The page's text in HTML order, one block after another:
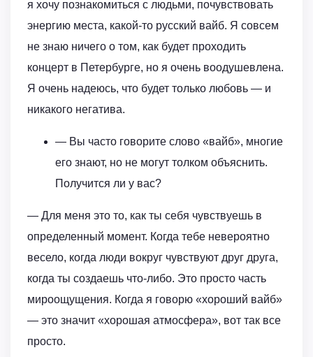
я хочу познакомиться с людьми, почувствовать
энергию места, какой-то русский вайб. Я совсем
не знаю ничего о том, как будет проходить
концерт в Петербурге, но я очень воодушевлена.
Я очень надеюсь, что будет только любовь — и
никакого негатива.
— Вы часто говорите слово «вайб», многие
его знают, но не могут толком объяснить.
Получится ли у вас?
— Для меня это то, как ты себя чувствуешь в
определенный момент. Когда тебе невероятно
весело, когда люди вокруг чувствуют друг друга,
когда ты создаешь что-либо. Это просто часть
мироощущения. Когда я говорю «хороший вайб»
— это значит «хорошая атмосфера», вот так все
просто.